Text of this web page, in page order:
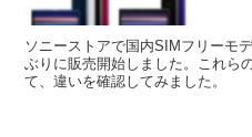
ソニーストアで国内SIMフリーモ
ぶりに販売開始しました。これら
て、違いを確認してみました。